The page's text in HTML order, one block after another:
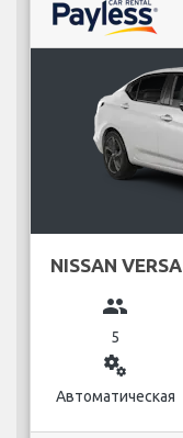
NISSAN VERSA
group
5
miscellaneous_services
Автоматическая